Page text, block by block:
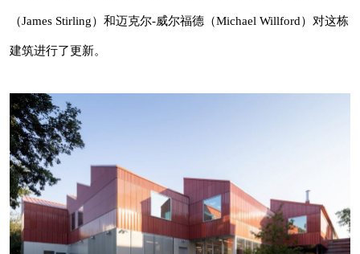
林（James Stirling）和迈克尔-威尔福德
（James Stirling）和迈克尔-威尔福德（Michael Willford）对这栋
建筑进行了更新。